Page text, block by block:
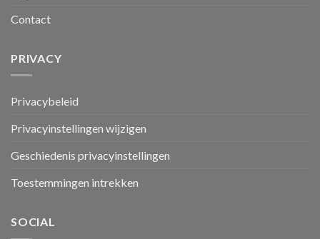
Contact
PRIVACY
Privacybeleid
Privacyinstellingen wijzigen
Geschiedenis privacyinstellingen
Toestemmingen intrekken
SOCIAL